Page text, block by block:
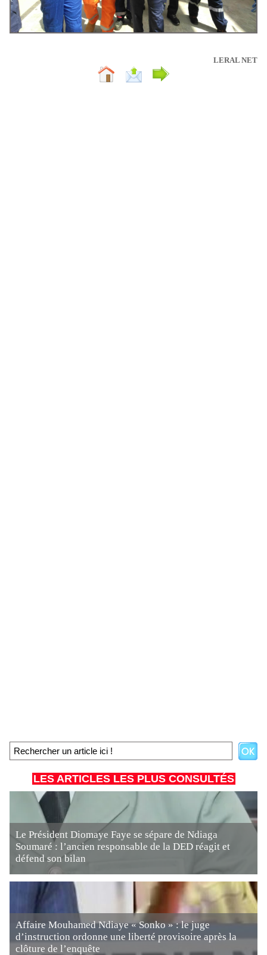
LERAL NET
LES ARTICLES LES PLUS CONSULTÉS
Le Président Diomaye Faye se sépare de Ndiaga
Soumaré : l’ancien responsable de la DED réagit et
défend son bilan
Affaire Mouhamed Ndiaye « Sonko » : le juge
d’instruction ordonne une liberté provisoire après la
clôture de l’enquête